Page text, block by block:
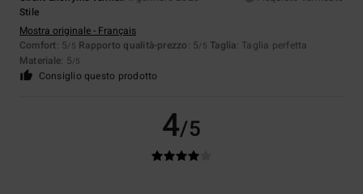
Stile
Mostra originale - Français
Comfort: 5/5 Rapporto qualità-prezzo: 5/5 Taglia: Taglia perfetta
Materiale: 5/5
Consiglio questo prodotto
4/5